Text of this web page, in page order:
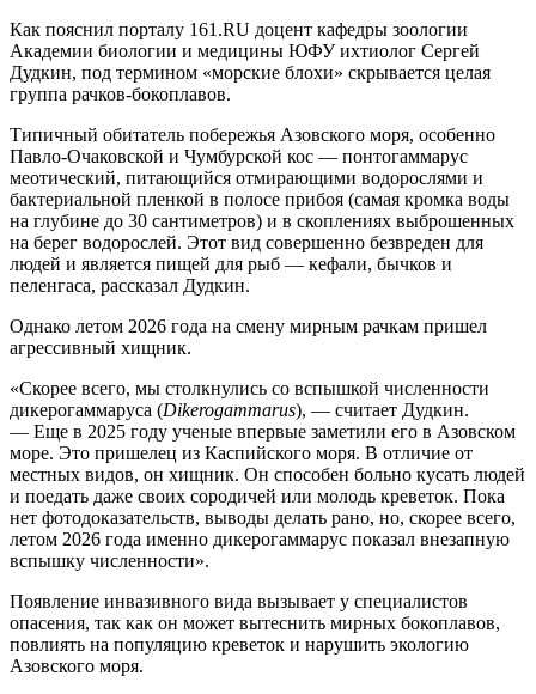
Как пояснил порталу 161.RU доцент кафедры зоологии
Академии биологии и медицины ЮФУ ихтиолог Сергей
Дудкин, под термином «морские блохи» скрывается целая
группа рачков-бокоплавов.
Типичный обитатель побережья Азовского моря, особенно
Павло-Очаковской и Чумбурской кос — понтогаммарус
меотический, питающийся отмирающими водорослями и
бактериальной пленкой в полосе прибоя (самая кромка воды
на глубине до 30 сантиметров) и в скоплениях выброшенных
на берег водорослей. Этот вид совершенно безвреден для
людей и является пищей для рыб — кефали, бычков и
пеленгаса, рассказал Дудкин.
Однако летом 2026 года на смену мирным рачкам пришел
агрессивный хищник.
«Скорее всего, мы столкнулись со вспышкой численности
дикерогаммаруса (Dikerogammarus), — считает Дудкин.
— Еще в 2025 году ученые впервые заметили его в Азовском
море. Это пришелец из Каспийского моря. В отличие от
местных видов, он хищник. Он способен больно кусать людей
и поедать даже своих сородичей или молодь креветок. Пока
нет фотодоказательств, выводы делать рано, но, скорее всего,
летом 2026 года именно дикерогаммарус показал внезапную
вспышку численности».
Появление инвазивного вида вызывает у специалистов
опасения, так как он может вытеснить мирных бокоплавов,
повлиять на популяцию креветок и нарушить экологию
Азовского моря.